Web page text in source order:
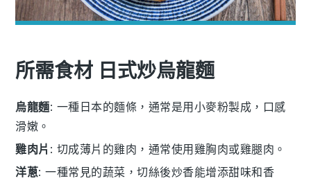
所需食材 日式炒烏龍麵
烏龍麵: 一種日本的麵條，通常是用小麥粉製成，口感
滑嫩。
雞肉片 : 切成薄片的雞肉，通常使用雞胸肉或雞腿肉。
洋蔥: 一種常見的蔬菜，切絲後炒香能增添甜味和香